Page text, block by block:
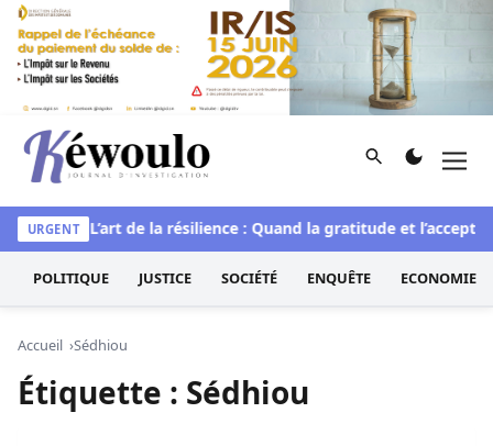
Aller au contenu
Kéwoulo, le premier site d'information et d'investigation
Rechercher
URGENTL’art de la résilience : Quand la gratitude et
POLITIQUE JUSTICE SOCIÉTÉ ENQUÊTE ECONOMIE
Accueil Sédhiou
Étiquette : Sédhiou